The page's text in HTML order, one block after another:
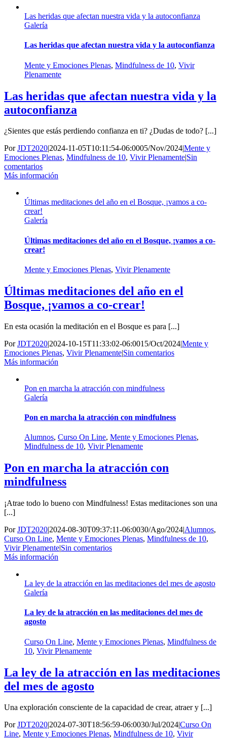
Las heridas que afectan nuestra vida y la autoconfianza
Galería
Las heridas que afectan nuestra vida y la autoconfianza
Mente y Emociones Plenas, Mindfulness de 10, Vivir
Plenamente
Las heridas que afectan nuestra vida y la
autoconfianza
¿Sientes que estás perdiendo confianza en ti? ¿Dudas de todo? [...]
PorJDT2020|2024-11-05T10:11:54-06:0005/Nov/2024|Mente y
Emociones Plenas, Mindfulness de 10, Vivir Plenamente|Sin
comentarios
Más información
Últimas meditaciones del año en el Bosque, ¡vamos a co-
crear!
Galería
Últimas meditaciones del año en el Bosque, ¡vamos a co-
crear!
Mente y Emociones Plenas, Vivir Plenamente
Últimas meditaciones del año en el
Bosque, ¡vamos a co-crear!
En esta ocasión la meditación en el Bosque es para [...]
PorJDT2020|2024-10-15T11:33:02-06:0015/Oct/2024|Mente y
Emociones Plenas, Vivir Plenamente|Sin comentarios
Más información
Pon en marcha la atracción con mindfulness
Galería
Pon en marcha la atracción con mindfulness
Alumnos, Curso On Line, Mente y Emociones Plenas,
Mindfulness de 10, Vivir Plenamente
Pon en marcha la atracción con
mindfulness
¡Atrae todo lo bueno con Mindfulness! Estas meditaciones son una
[...]
PorJDT2020|2024-08-30T09:37:11-06:0030/Ago/2024|Alumnos,
Curso On Line, Mente y Emociones Plenas, Mindfulness de 10,
Vivir Plenamente|Sin comentarios
Más información
La ley de la atracción en las meditaciones del mes de agosto
Galería
La ley de la atracción en las meditaciones del mes de
agosto
Curso On Line, Mente y Emociones Plenas, Mindfulness de
10, Vivir Plenamente
La ley de la atracción en las meditaciones
del mes de agosto
Una exploración consciente de la capacidad de crear, atraer y [...]
PorJDT2020|2024-07-30T18:56:59-06:0030/Jul/2024|Curso On
Line, Mente y Emociones Plenas, Mindfulness de 10, Vivir